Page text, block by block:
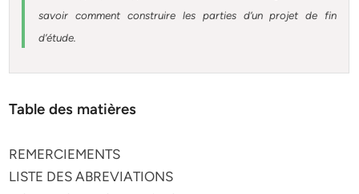
savoir comment construire les parties d’un projet de fin
d’étude.
Table des matières
REMERCIEMENTS
LISTE DES ABREVIATIONS